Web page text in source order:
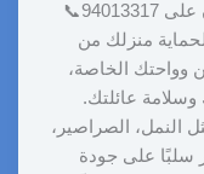
والصراصير بأسعار مناسبة. اتصل بنا الآن على 94013317📞
منزلك من
وواحتك الخاصة،
وسلامة عائلتك.
النمل، الصراصير،
سلبًا على جودة